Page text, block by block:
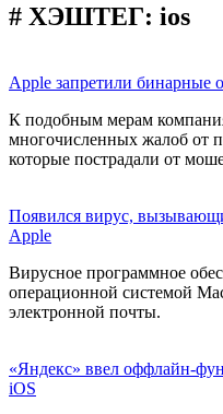
# ХЭШТЕГ: ios
Аpple запретили бинарные
К подобным мерам
многочисленных жалоб от
которые пострадали от
Появился вирус,
Apple
Вирусное программное
операционной системой
электронной почты.
«Яндекс» ввел оффлайн-
iOS